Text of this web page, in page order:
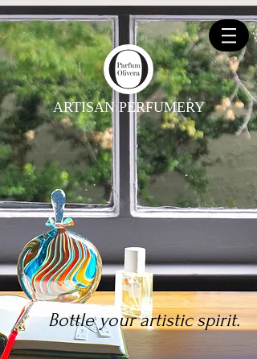
ARTISAN PERFUMERY
Bottle your artistic spirit.